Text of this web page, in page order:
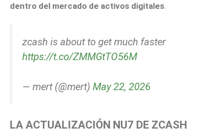
dentro del mercado de activos digitales
zcash is about to get much faster
https://t.co/ZMMGtTO56M
— mert (@mert) May 22, 2026
LA ACTUALIZACIÓN NU7 DE ZCASH